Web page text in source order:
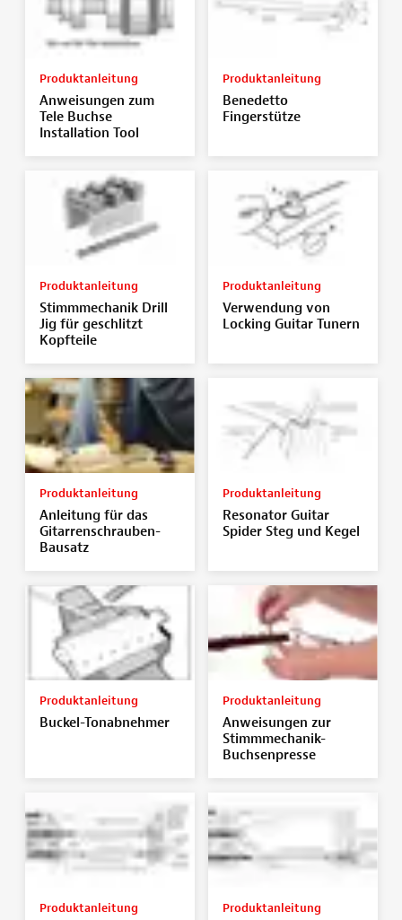
Produktanleitung
Anweisungen zum
Tele Buchse
Installation Tool
Produktanleitung
Benedetto
Fingerstütze
Produktanleitung
Stimmmechanik Drill
Jig für geschlitzt
Kopfteile
Produktanleitung
Verwendung von
Locking Guitar Tunern
Produktanleitung
Anleitung für das
Gitarrenschrauben-
Bausatz
Produktanleitung
Resonator Guitar
Spider Steg und Kegel
Produktanleitung
Buckel-Tonabnehmer
Produktanleitung
Anweisungen zur
Stimmmechanik-
Buchsenpresse
Produktanleitung Produktanleitung